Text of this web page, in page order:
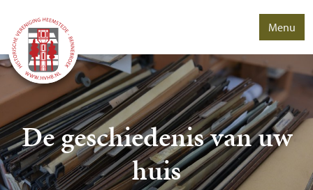
Menu
De geschiedenis van uw
huis